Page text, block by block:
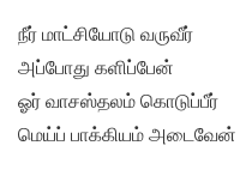
நீர் மாட்சியோடு வருவீர்
அப்போது களிப்பேன்
ஓர் வாசஸ்தலம் கொடுப்பீர்
மெய்ப் பாக்கியம் அடைவேன்